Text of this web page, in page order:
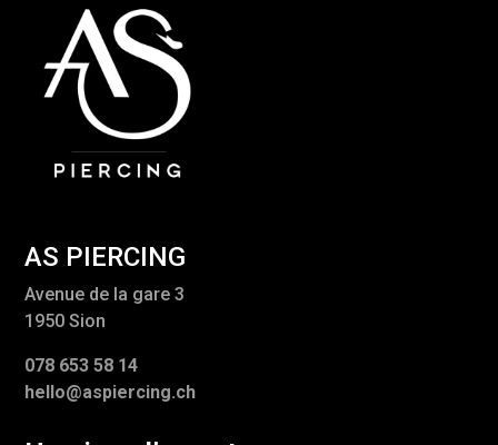
AS PIERCING
Avenue de la gare 3
1950 Sion
078 653 58 14
hello@aspiercing.ch